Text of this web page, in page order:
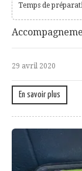
Temps de
29 avril 2020
En savoir plus